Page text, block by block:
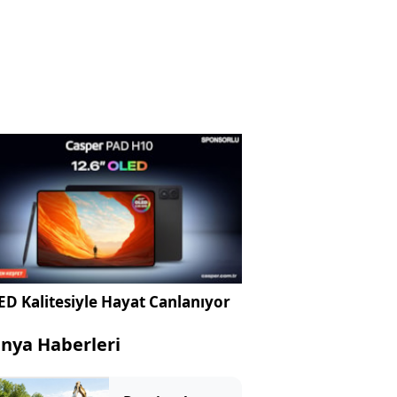
Kalitesiyle Hayat Canlanıyor
Haberleri